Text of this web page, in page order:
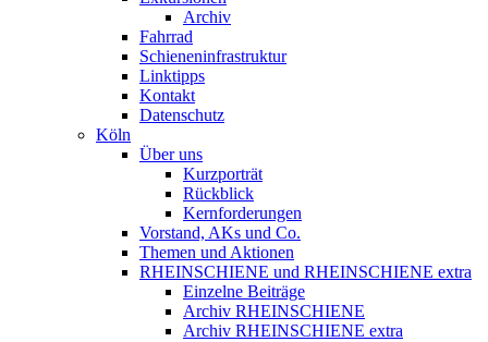
Archiv
Fahrrad
Schieneninfrastruktur
Linktipps
Kontakt
Datenschutz
Köln
Über uns
Kurzporträt
Rückblick
Kernforderungen
Vorstand, AKs und Co.
Themen und Aktionen
RHEINSCHIENE und RHEINSCHIENE extra
Einzelne Beiträge
Archiv RHEINSCHIENE
Archiv RHEINSCHIENE extra